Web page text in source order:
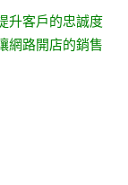
升客戶的忠誠度
網路開店的銷售